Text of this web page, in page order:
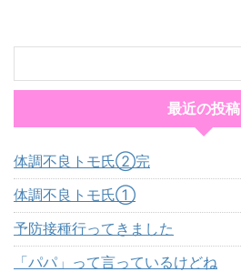
最近の投稿
体調不良トモ氏②完
体調不良トモ氏①
予防接種行ってきました
「パパ」って言っているけどね